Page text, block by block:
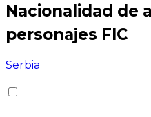
Nacionalidad de
personajes FIC
Serbia